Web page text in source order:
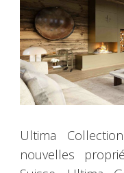
Ultima
nouvelles